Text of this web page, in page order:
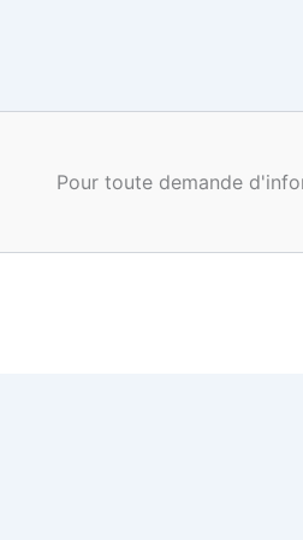
Pour toute demande